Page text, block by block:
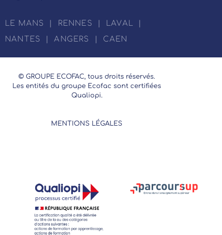
LE MANS RENNES LAVAL
NANTES
ANGERS CAEN
© GROUPE ECOFAC, tous droits réservés.
Les entités du groupe Ecofac sont certifiées
Qualiopi.
MENTIONS LÉGALES